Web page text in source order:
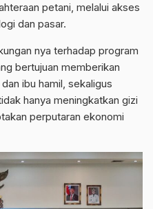
petani, melalui akses
dan pasar.
nya terhadap program
bertujuan memberikan
ibu hamil, sekaligus
hanya meningkatkan gizi
perputaran ekonomi